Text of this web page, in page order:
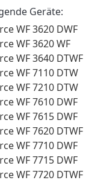
Geräte:
WF 3620 DWF
WF 3620 WF
WF 3640 DTWF
WF 7110 DTW
WF 7210 DTW
WF 7610 DWF
WF 7615 DWF
WF 7620 DTWF
WF 7710 DWF
WF 7715 DWF
WF 7720 DTWF